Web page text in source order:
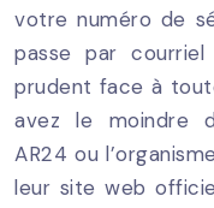
votre numéro de
passe par courriel
prudent face à
avez le moindre
AR24 ou
leur site web